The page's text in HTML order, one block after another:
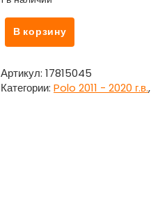
Количество
товара
солнцезащитный
правый
В корзину
Артикул: 17815045
Категории: Polo 2011 - 2020 г.в.,